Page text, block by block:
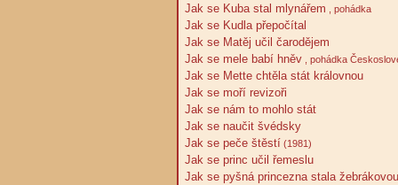
Jak se Kuba stal mlynářem , pohádka
Jak se Kudla přepočítal
Jak se Matěj učil čarodějem
Jak se mele babí hněv , pohádka
Jak se Mette chtěla stát královnou
Jak se moří revizoři
Jak se nám to mohlo stát
Jak se naučit švédsky
Jak se peče štěstí (1981)
Jak se princ učil řemeslu
Jak se pyšná princezna stala